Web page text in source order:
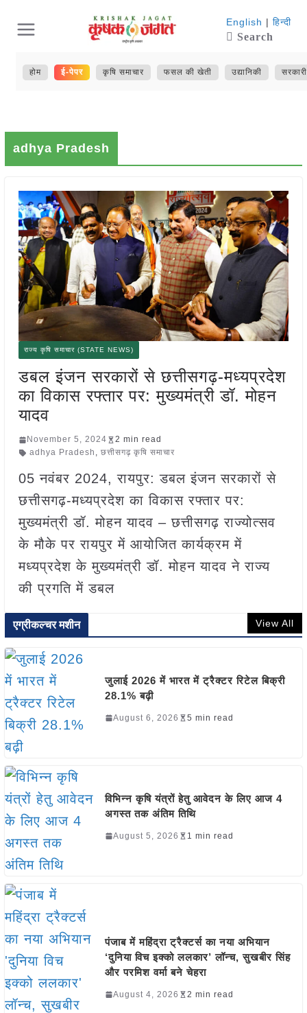
content
English | हिन्दी
Search
होम ई-पेपर कृषि समाचार फसल की खेती उद्यानिकी
adhya Pradesh
राज्य कृषि समाचार (STATE NEWS)
डबल इंजन सरकारों से छत्तीसगढ़-मध्यप्रदेश
का विकास रफ्तार पर: मुख्यमंत्री डॉ. मोहन
यादव
November 5, 2024
2 min read
adhya Pradesh , छत्तीसगढ़ कृषि समाचार
05 नवंबर 2024, रायपुर: डबल इंजन सरकारों से
छत्तीसगढ़-मध्यप्रदेश का विकास रफ्तार पर:
मुख्यमंत्री डॉ. मोहन यादव – छत्तीसगढ़ राज्योत्सव
के मौके पर रायपुर में आयोजित कार्यक्रम में
मध्यप्रदेश के मुख्यमंत्री डॉ. मोहन यादव ने राज्य
की प्रगति में डबल
एग्रीकल्चर मशीन View All
जुलाई 2026 में भारत में ट्रैक्टर रिटेल बिक्री
28.1% बढ़ी
August 6, 2026 5 min read
विभिन्न कृषि यंत्रों हेतु आवेदन के लिए आज 4
अगस्त तक अंतिम तिथि
August 5, 2026 1 min read
पंजाब में महिंद्रा ट्रैक्टर्स का नया अभियान
‘दुनिया विच इक्को ललकार’ लॉन्च, सुखबीर सिंह
और परमिश वर्मा बने चेहरा
August 4, 2026 2 min read